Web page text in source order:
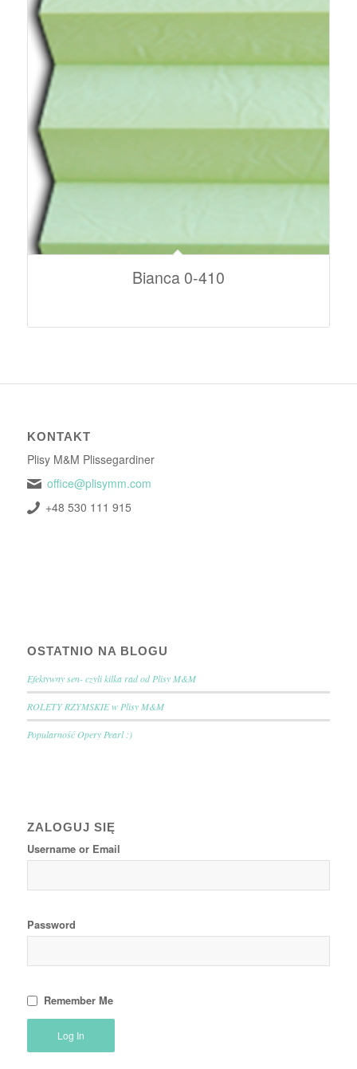
Bianca 0-410
KONTAKT
Plisy M&M Plissegardiner
office@plisymm.com
+48 530 111 915
OSTATNIO NA BLOGU
Efektywny sen- czyli kilka rad od Plisy M&M
ROLETY RZYMSKIE w Plisy M&M
Popularność Opery Pearl :)
ZALOGUJ SIĘ
Username or Email
Password
Remember Me